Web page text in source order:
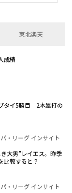
東北楽天
成績
タイ5勝目 2本塁打の
パ・リーグ インサイト
大男”レイエス。昨季
比較すると？
パ・リーグ インサイト